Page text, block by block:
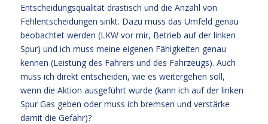
Entscheidungsqualität drastisch und die Anzahl von
Fehlentscheidungen sinkt. Dazu muss das Umfeld genau
beobachtet werden (LKW vor mir, Betrieb auf der linken
Spur) und ich muss meine eigenen Fähigkeiten genau
kennen (Leistung des Fahrers und des Fahrzeugs). Auch
muss ich direkt entscheiden, wie es weitergehen soll,
wenn die Aktion ausgeführt wurde (kann ich auf der linken
Spur Gas geben oder muss ich bremsen und verstärke
damit die Gefahr)?